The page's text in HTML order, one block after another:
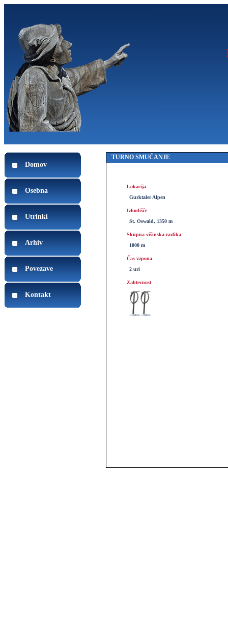
Domov
Osebna
Utrinki
Arhiv
Povezave
Kontakt
TURNO SMUČANJE
Lokacija
Gurktaler Alpen
Izhodišče
St. Oswald, 1350 m
Skupna višinska razlika
1000 m
Čas vzpona
2 uri
Zahtevnost